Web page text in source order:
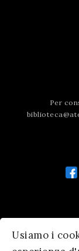
Usiamo i
Per